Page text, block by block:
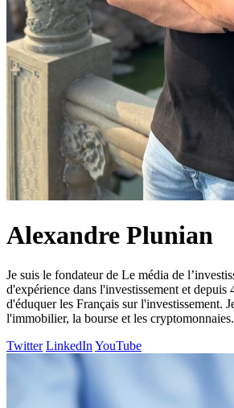
Alexandre Plunian
Je suis le fondateur de Le média de
d'expérience dans l'investissement et depuis
d'éduquer les Français sur l'investissement.
l'immobilier, la bourse et les cryptomonnaies.
Twitter LinkedIn YouTube